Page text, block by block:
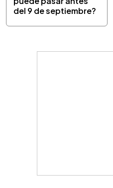
del 9 de septiembre?